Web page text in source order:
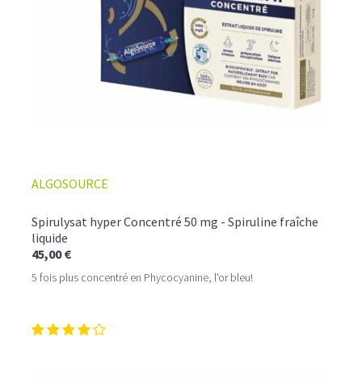
ALGOSOURCE
Spirulysat hyper Concentré 50 mg - Spiruline fraîche
liquide
45,00 €
5 fois plus concentré en Phycocyanine, l'or bleu!